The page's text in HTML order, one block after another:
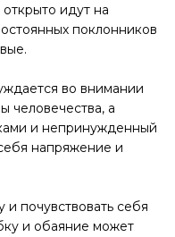
идут на
поклонников
во внимании
человечества, а
и непринужденный
напряжение и
почувствовать себя
и обаяние может